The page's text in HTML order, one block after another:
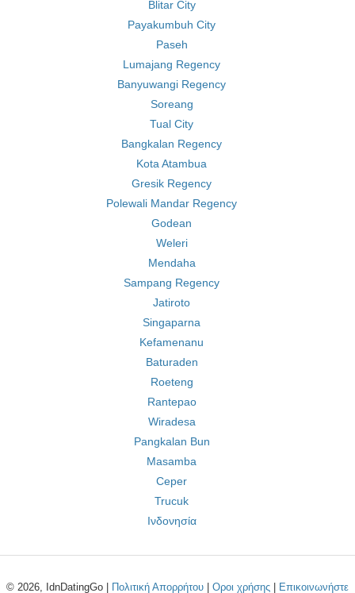
Blitar City
Payakumbuh City
Paseh
Lumajang Regency
Banyuwangi Regency
Soreang
Tual City
Bangkalan Regency
Kota Atambua
Gresik Regency
Polewali Mandar Regency
Godean
Weleri
Mendaha
Sampang Regency
Jatiroto
Singaparna
Kefamenanu
Baturaden
Roeteng
Rantepao
Wiradesa
Pangkalan Bun
Masamba
Ceper
Trucuk
Ινδονησία
© 2026, IdnDatingGo | Πολιτική Απορρήτου Οροι χρήσης Επικοινωνήστε